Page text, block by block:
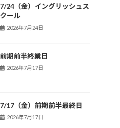
7/24（金）イングリッシュス
クール
2026年7月24日
前期前半終業日
2026年7月17日
7/17（金）前期前半最終日
2026年7月17日